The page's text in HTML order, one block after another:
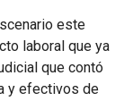
este
laboral que ya
que contó
y efectivos de